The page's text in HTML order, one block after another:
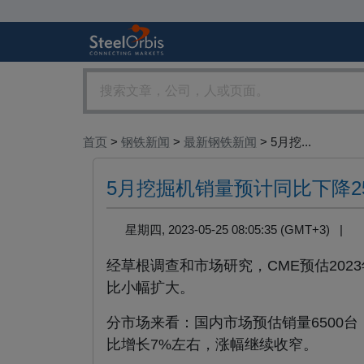
首页 > 钢铁新闻 > 最新钢铁新闻 > 5月挖...
5月挖掘机销量预计同比下降
星期四, 2023-05-25 08:05:35 (GMT+3) |
经草根调查和市场研究，CME预估
比小幅扩大。
分市场来看：国内市场预估销量6500
比增长7%左右，涨幅继续收窄。